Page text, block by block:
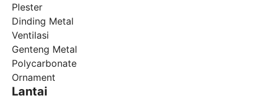
Plester
Dinding Metal
Ventilasi
Genteng Metal
Polycarbonate
Ornament
Lantai